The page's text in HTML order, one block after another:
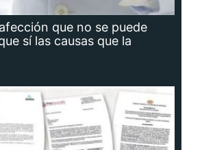
que no se puede
sí las causas que la